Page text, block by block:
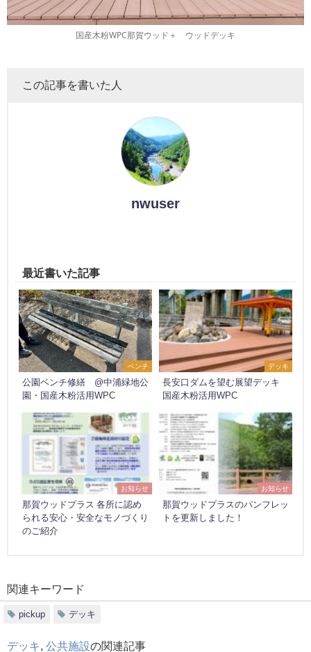
国産木粉WPC那賀ウッド＋ ウッドデッキ
この記事を書いた人
nwuser
最近書いた記事
ベンチ
公園ベンチ修繕 @中浦緑地公
園・国産木粉活用WPC
デッキ
長安口ダムを望む展望デッキ
国産木粉活用WPC
お知らせ
那賀ウッドプラス 各所に認め
られる安心・安全なモノづくり
のご紹介
お知らせ
那賀ウッドプラスのパンフレッ
トを更新しました！
関連キーワード
pickup デッキ
デッキ 公共施設の関連記事